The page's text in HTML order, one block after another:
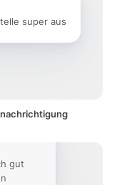
super aus
gut